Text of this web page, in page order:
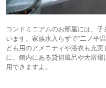
コンドミニアムのお部屋には、
います。家族水入らずで“二ノ平
ども用のアメニティや浴衣も充
に、館内にある貸切風呂や大浴
用できますよ。